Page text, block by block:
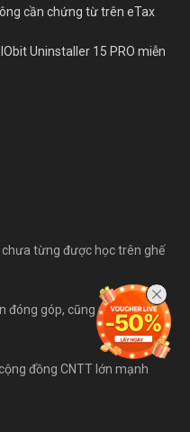
cần chứng từ trên eTax
Uninstaller 15 PRO miễn
từng được học trên ghế
đóng góp, cũng như bài viết
đồng CNTT lớn mạnh